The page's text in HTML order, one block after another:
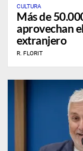
CULTURA
Más de
aprovechan
extranjero
R. FLORIT